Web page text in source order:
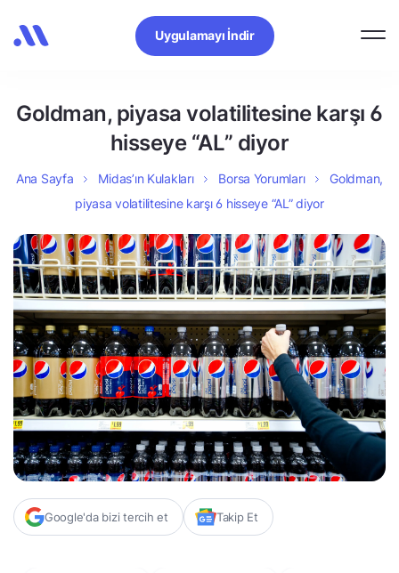
Uygulamayı İndir
Goldman, piyasa volatilitesine karşı 6
hisseye “AL” diyor
Ana Sayfa Midas’ın Kulakları Borsa Yorumları
Goldman,
piyasa volatilitesine karşı 6 hisseye “AL” diyor
Google'da bizi tercih et Takip Et